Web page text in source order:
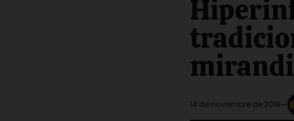
read
time
14 de noviembre de 2018